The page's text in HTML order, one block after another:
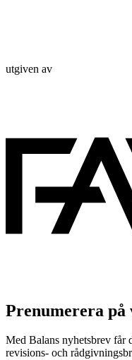
utgiven av
Prenumerera på
Med Balans nyhetsbrev får
revisions- och